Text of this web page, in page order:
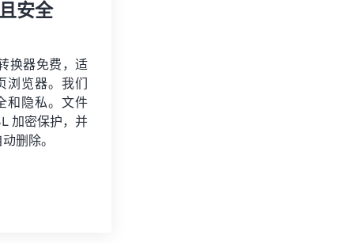
安全
换器免费，适
浏览器。我们
和隐私。文件
加密保护，并
删除。